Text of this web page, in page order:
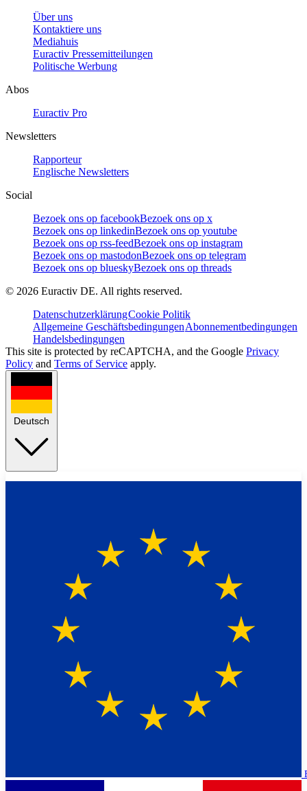
Über uns
Kontaktiere uns
Mediahuis
Euractiv Pressemitteilungen
Politische Werbung
Abos
Euractiv Pro
Newsletters
Rapporteur
Englische Newsletters
Social
Bezoek ons op facebookBezoek ons op x
Bezoek ons op linkedinBezoek ons op youtube
Bezoek ons op rss-feedBezoek ons op instagram
Bezoek ons op mastodonBezoek ons op telegram
Bezoek ons op blueskyBezoek ons op threads
© 2026 Euractiv DE. All rights reserved.
DatenschutzerklärungCookie Politik
Allgemeine GeschäftsbedingungenAbonnementbedingungen
Handelsbedingungen
This site is protected by reCAPTCHA, and the Google Privacy
Policy and Terms of Service apply.
Deutsch